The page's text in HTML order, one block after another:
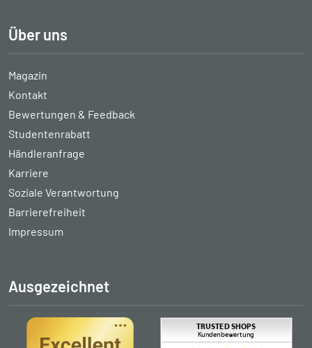
Über uns
Magazin
Kontakt
Bewertungen & Feedback
Studentenrabatt
Händleranfrage
Karriere
Soziale Verantwortung
Barrierefreiheit
Impressum
Ausgezeichnet